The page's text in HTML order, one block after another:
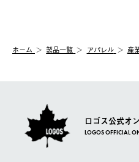
【配送業者】
佐川急便にて配送されます。
一度お手元の商品を返品いただ
ホーム 製品一覧 アパレル 産
ロゴス公式オ
LOGOS OFFICIAL